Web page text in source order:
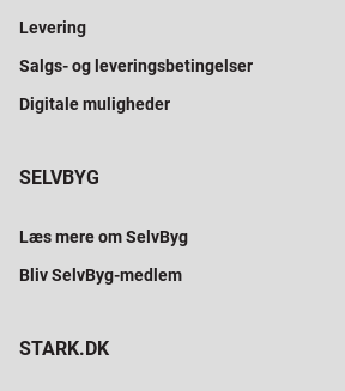
Levering
Salgs- og leveringsbetingelser
Digitale muligheder
SELVBYG
Læs mere om SelvByg
Bliv SelvByg-medlem
STARK.DK